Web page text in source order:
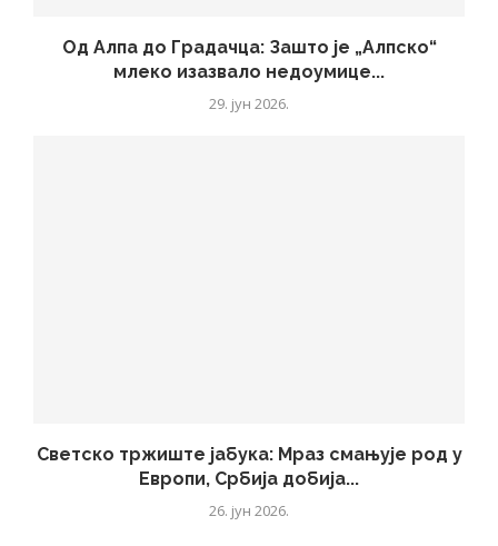
Од Алпа до Градачца: Зашто је „Алпско“
млеко изазвало недоумице...
29. јун 2026.
Светско тржиште јабука: Мраз смањује род у
Европи, Србија добија...
26. јун 2026.